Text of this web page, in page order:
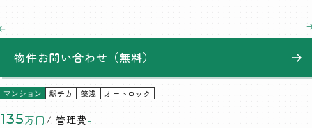
マンション 駅チカ 築浅 オートロック
135万円 / 管理費-
物件お問い合わせ（無料）